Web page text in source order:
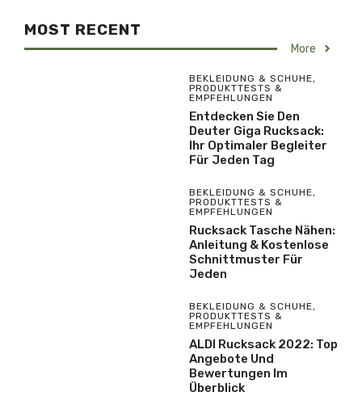
MOST RECENT
More
BEKLEIDUNG & SCHUHE,
PRODUKTTESTS &
EMPFEHLUNGEN
Entdecken Sie Den
Deuter Giga Rucksack:
Ihr Optimaler Begleiter
Für Jeden Tag
BEKLEIDUNG & SCHUHE,
PRODUKTTESTS &
EMPFEHLUNGEN
Rucksack Tasche Nähen:
Anleitung & Kostenlose
Schnittmuster Für
Jeden
BEKLEIDUNG & SCHUHE,
PRODUKTTESTS &
EMPFEHLUNGEN
ALDI Rucksack 2022: Top
Angebote Und
Bewertungen Im
Überblick